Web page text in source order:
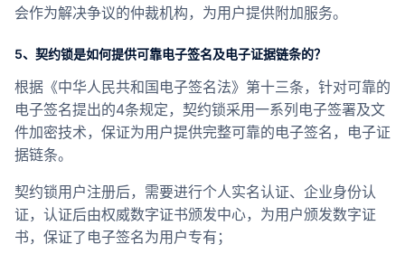
会作为解决争议的仲裁机构，为用户提供附加服务。
5、契约锁是如何提供可靠电子签名及电子证据链条的？
根据《中华人民共和国电子签名法》第十三条，针对可靠的
电子签名提出的4条规定，契约锁采用一系列电子签署及文
件加密技术，保证为用户提供完整可靠的电子签名，电子证
据链条。
契约锁用户注册后，需要进行个人实名认证、企业身份认
证，认证后由权威数字证书颁发中心，为用户颁发数字证
书，保证了电子签名为用户专有；